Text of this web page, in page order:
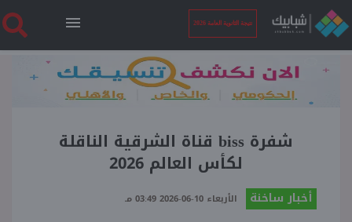
نتيجة الثانوية العامة 2026
الرئيسية
نتيجة الثانوية العامة 2026
شفرة biss قناة الشرقية الناقلة
لكأس العالم 2026
أخبار ساخنة الأربعاء 10-06-2026 03:49 مـ